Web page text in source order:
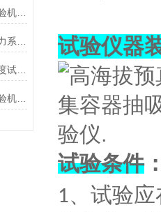
SRT-JQ044 无人机感知和避让试验机的应用领域有哪些
SRT-JQ048 无人机静电放电抗扰度试验机有哪些特点
SRT-JQ021 多旋翼无人机振动试验机简单介绍 质量保证
试验仪器
试验条件
1、 试验应